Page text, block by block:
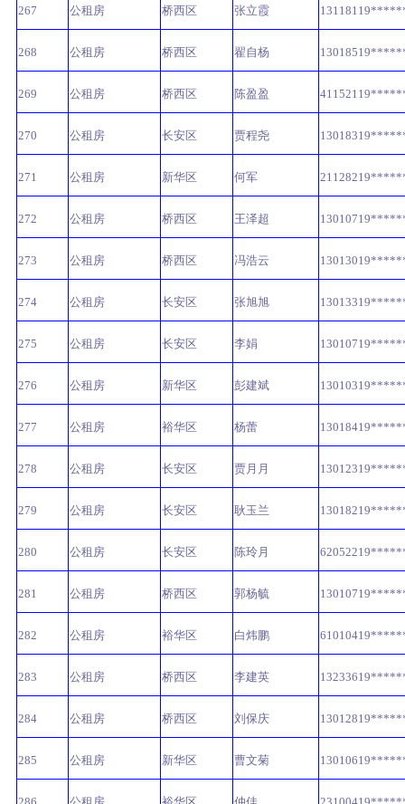
267 公租房 桥西区 张立霞
268 公租房 桥西区 翟自杨
269 公租房 桥西区 陈盈盈
270 公租房 长安区 贾程尧
271 公租房 新华区 何军
272 公租房 桥西区 王泽超
273 公租房 桥西区 冯浩云
274 公租房 长安区 张旭旭
275 公租房 长安区 李娟
276 公租房 新华区 彭建斌
277 公租房 裕华区 杨蕾
278 公租房 长安区 贾月月
279 公租房 长安区 耿玉兰
280 公租房 长安区 陈玲月
281 公租房 桥西区 郭杨毓
282 公租房 裕华区 白炜鹏
283 公租房 桥西区 李建英
284 公租房 桥西区 刘保庆
285 公租房 新华区 曹文菊